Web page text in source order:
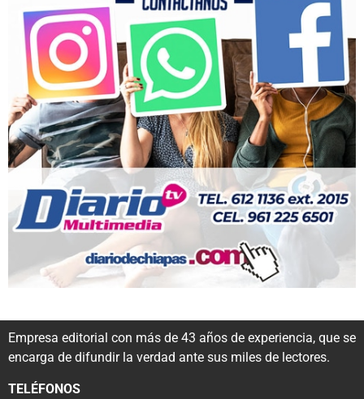
Empresa editorial con más de 43 años de experiencia, que se
encarga de difundir la verdad ante sus miles de lectores.
TELÉFONOS